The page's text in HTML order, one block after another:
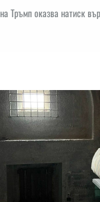
Тръмп оказва натиск